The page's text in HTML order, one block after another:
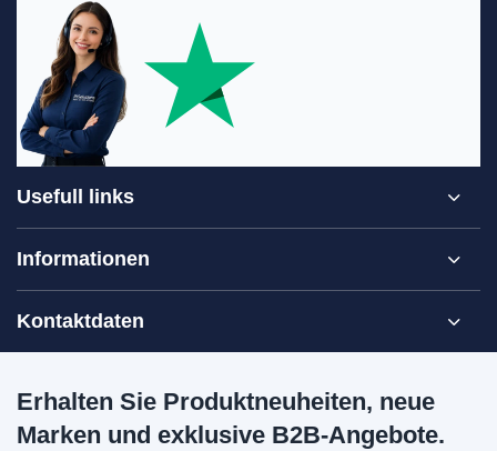
Usefull links
Informationen
Kontaktdaten
Erhalten Sie Produktneuheiten, neue
Marken und exklusive B2B-Angebote.